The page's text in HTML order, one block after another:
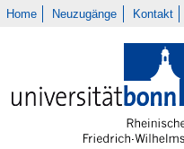
Home Neuzugänge Kontakt